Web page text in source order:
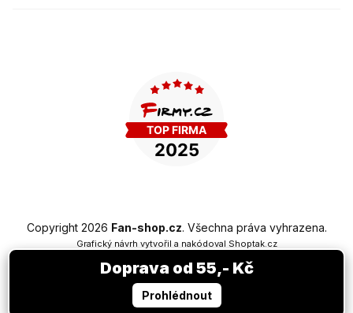
Vytvořil Shoptet Premium
Copyright 2026 Fan-shop.cz. Všechna práva vyhrazena.
Grafický návrh vytvořil a nakódoval Shoptak.cz
Doprava od 55,- Kč
Prohlédnout